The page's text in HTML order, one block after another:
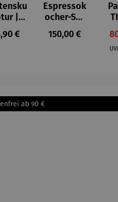
|
Preis:
€
Espressok
ocher-Set
7-tlg. |
Limited
Regulärer Preis:
150,00 €
ab 90 €